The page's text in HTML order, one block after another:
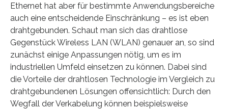
Ethernet hat aber für bestimmte Anwendungsbereiche
auch eine entscheidende Einschränkung – es ist eben
drahtgebunden. Schaut man sich das drahtlose
Gegenstück Wireless LAN (WLAN) genauer an, so sind
zunächst einige Anpassungen nötig, um es im
industriellen Umfeld einsetzen zu können. Dabei sind
die Vorteile der drahtlosen Technologie im Vergleich zu
drahtgebundenen Lösungen offensichtlich: Durch den
Wegfall der Verkabelung können beispielsweise